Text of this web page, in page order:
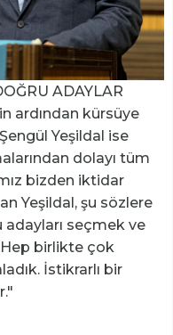
ADAYLAR
ardından kürsüye
Yeşildal ise
dolayı tüm
bizden iktidar
Yeşildal, şu sözlere
adayları seçmek ve
birlikte çok
İstikrarlı bir